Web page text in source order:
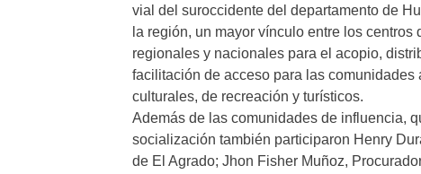
vial del suroccidente del departamento de
la región, un mayor vínculo entre los
regionales y nacionales para el acopio,
facilitación de acceso para las
culturales, de recreación y turísticos.
Además de las comunidades de influencia,
socialización también participaron ‎Henry
de El Agrado; Jhon Fisher Muñoz,